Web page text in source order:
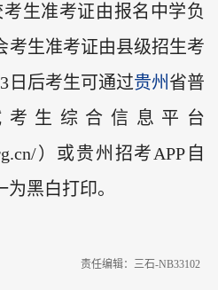
生准考证由报名中学负
考生准考证由县级招生考
日后考生可通过贵州 省普
生综合信息平台
）或贵州招考APP自
黑白打印。
责任编辑：三石-NB33102